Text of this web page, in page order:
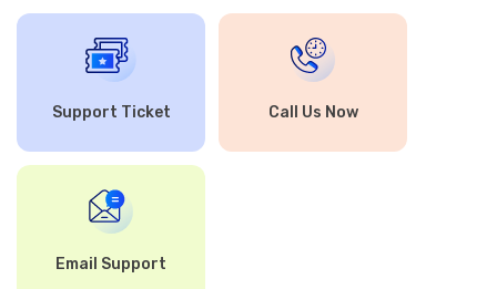
Support Ticket Call Us Now
Email Support